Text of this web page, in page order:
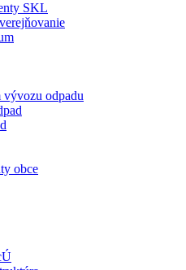
SKL
vývozu odpadu
obce